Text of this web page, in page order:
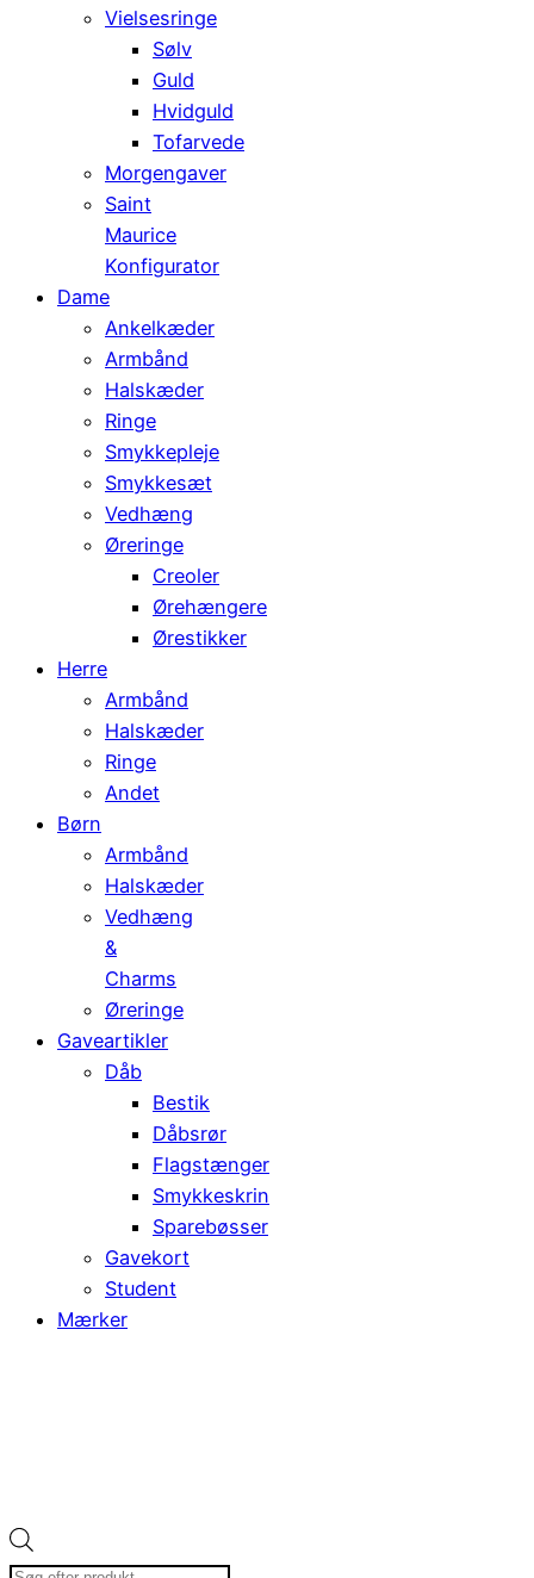
Vielsesringe
Sølv
Guld
Hvidguld
Tofarvede
Morgengaver
Saint
Maurice
Konfigurator
Dame
Ankelkæder
Armbånd
Halskæder
Ringe
Smykkepleje
Smykkesæt
Vedhæng
Øreringe
Creoler
Ørehængere
Ørestikker
Herre
Armbånd
Halskæder
Ringe
Andet
Børn
Armbånd
Halskæder
Vedhæng
&
Charms
Øreringe
Gaveartikler
Dåb
Bestik
Dåbsrør
Flagstænger
Smykkeskrin
Sparebøsser
Gavekort
Student
Mærker